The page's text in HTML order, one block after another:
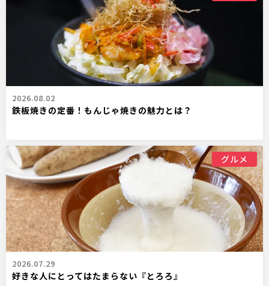
2026.08.02
鉄板焼きの定番！もんじゃ焼きの魅力とは？
グルメ
2026.07.29
好きな人にとってはたまらない『とろろ』